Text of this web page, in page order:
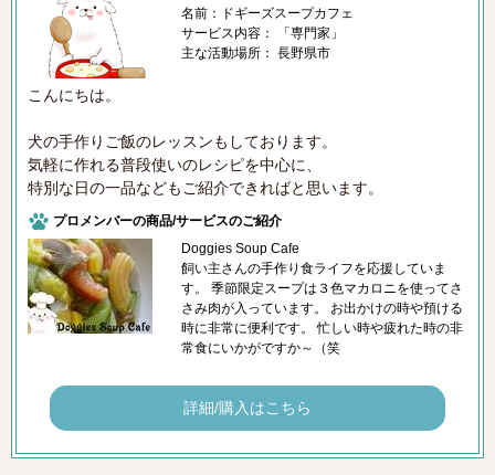
名前：ドギーズスープカフェ
サービス内容： 「専門家」
主な活動場所： 長野県市
こんにちは。
犬の手作りご飯のレッスンもしております。
気軽に作れる普段使いのレシピを中心に、
特別な日の一品などもご紹介できればと思います。
プロメンバーの商品/サービスのご紹介
Doggies Soup Cafe
飼い主さんの手作り食ライフを応援していま
す。 季節限定スープは３色マカロニを使ってさ
さみ肉が入っています。 お出かけの時や預ける
時に非常に便利です。 忙しい時や疲れた時の非
常食にいかがですか～（笑
詳細/購入はこちら